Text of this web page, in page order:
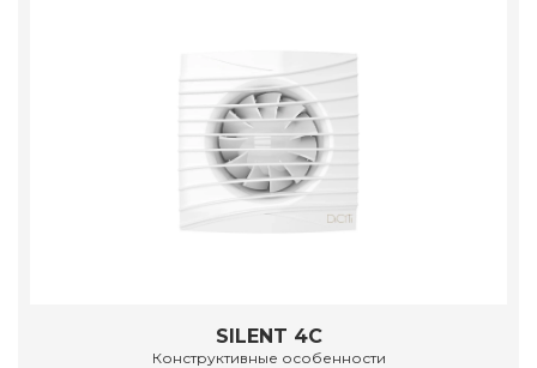
SILENT 4C
Конструктивные особенности